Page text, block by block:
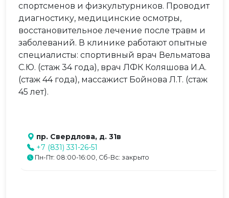
спортсменов и физкультурников. Проводит
диагностику, медицинские осмотры,
восстановительное лечение после травм и
заболеваний. В клинике работают опытные
специалисты: спортивный врач Вельматова
С.Ю. (стаж 34 года), врач ЛФК Коляшова И.А.
(стаж 44 года), массажист Бойнова Л.Т. (стаж
45 лет).
пр. Свердлова, д. 31в
+7 (831) 331-26-51
Пн-Пт: 08:00-16:00, Сб-Вс: закрыто